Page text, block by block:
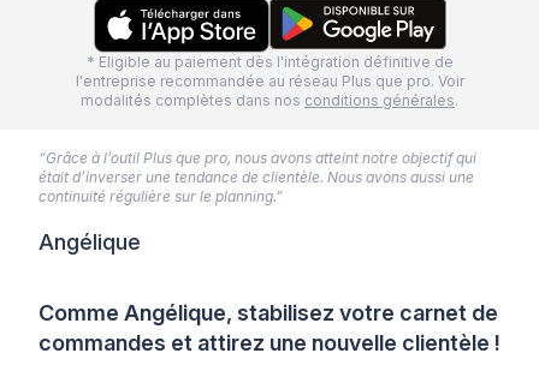
* Eligible au paiement dès l'intégration définitive de
l'entreprise recommandée au réseau Plus que pro. Voir
modalités complètes dans nos conditions générales.
Comme Angélique, stabilisez votre carnet de
commandes et attirez une nouvelle clientèle !
“Grâce à l’outil Plus que pro, nous avons atteint notre objectif qui
était d’inverser une tendance de clientèle. Nous avons aussi une
continuité régulière sur le planning.”
Angélique